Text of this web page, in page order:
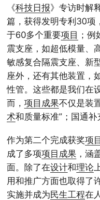
《科技日报》专访时解
篇，获得发明专利30项
于60多个重要项目 ；
震支座，如超低模量、
敏感复合隔震支座、新
座外，还有其他装置，
性管。这些都是我们在
而， 项目成果不仅是装
术和质量标准”；国通补
作为第二个完成获奖项
成了多项项目成果 ，涵
面。除了在设计和理论
用和推广方面也取得了
实施并成为民生工程在